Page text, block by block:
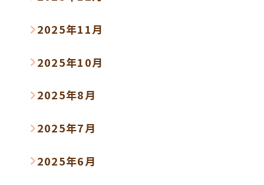
2025年11月
2025年10月
2025年8月
2025年7月
2025年6月